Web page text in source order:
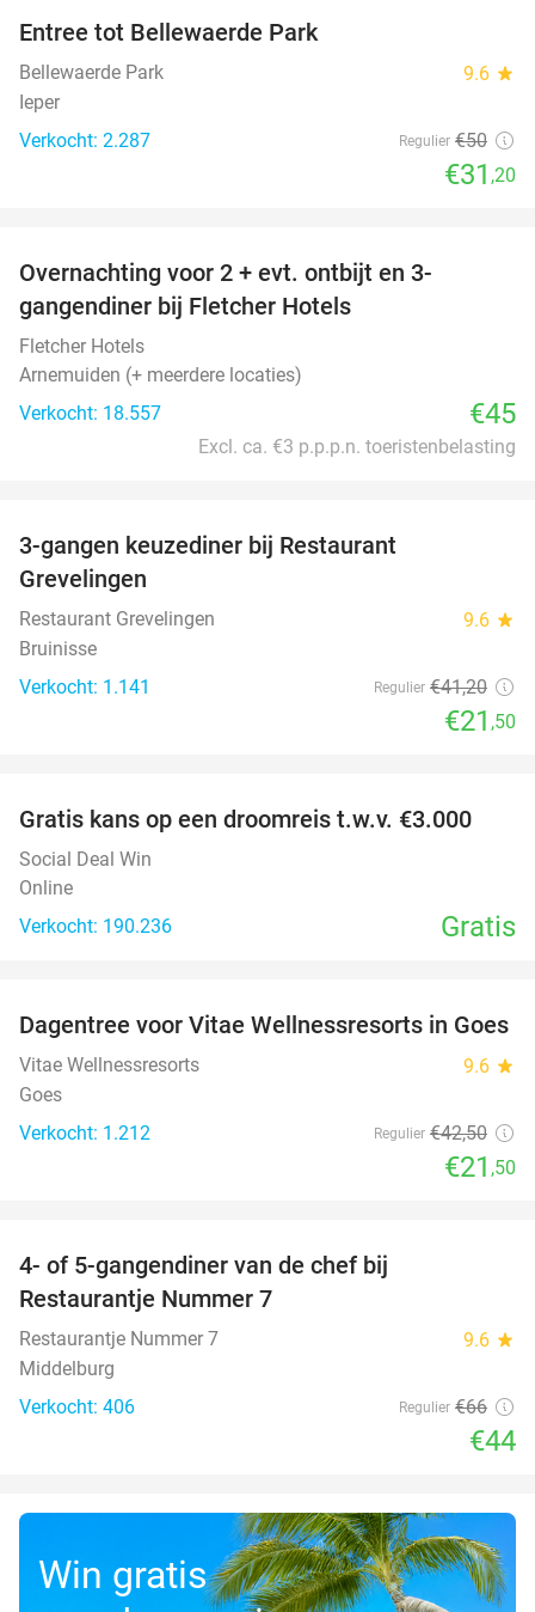
Entree tot Bellewaerde Park
Bellewaerde Park 9.6 star
Ieper
Verkocht: 2.287
Regulier €50
€31 ,20
Overnachting voor 2 + evt. ontbijt en 3-
gangendiner bij Fletcher Hotels
Fletcher Hotels
Arnemuiden (+ meerdere locaties)
Verkocht: 18.557
€45
Excl. ca. €3 p.p.p.n. toeristenbelasting
3-gangen keuzediner bij Restaurant
Grevelingen
Restaurant Grevelingen 9.6 star
Bruinisse
Verkocht: 1.141
Regulier €41,20
€21 ,50
Gratis kans op een droomreis t.w.v. €3.000
Social Deal Win
Online
Verkocht: 190.236
Gratis
49%
Dagentree voor Vitae Wellnessresorts in Goes
Vitae Wellnessresorts 9.6 star
Goes
Verkocht: 1.212
Regulier €42,50
€21 ,50
4- of 5-gangendiner van de chef bij
Restaurantje Nummer 7
Restaurantje Nummer 7 9.6 star
Middelburg
Verkocht: 406
Regulier €66
€44
Win gratis